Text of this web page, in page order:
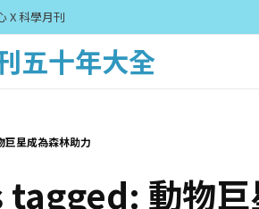
X 科學月刊
五十年大全
巨星成為森林助力
tagged: 動物巨